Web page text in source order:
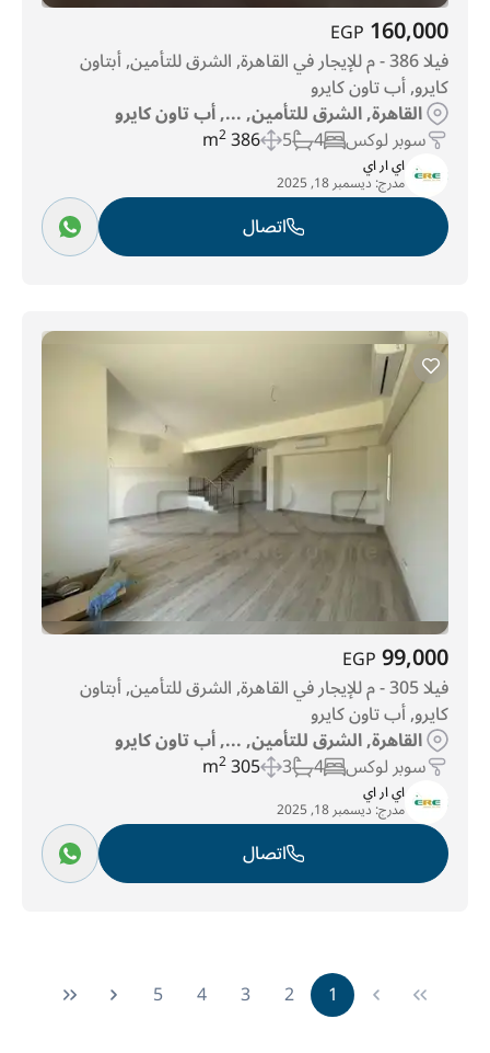
160,000
EGP
فيلا 386 - م للإيجار في القاهرة, الشرق للتأمين, أبتاون
كايرو, أب تاون كايرو
القاهرة, الشرق للتأمين, ..., أب تاون كايرو
سوبر لوكس 4
5
386 m
2
اي ار اي
مدرج: ديسمبر 18, 2025
اتصال
99,000
EGP
فيلا 305 - م للإيجار في القاهرة, الشرق للتأمين, أبتاون
كايرو, أب تاون كايرو
القاهرة, الشرق للتأمين, ..., أب تاون كايرو
سوبر لوكس 4
3
305 m
2
اي ار اي
مدرج: ديسمبر 18, 2025
اتصال
1
2
3
4
5